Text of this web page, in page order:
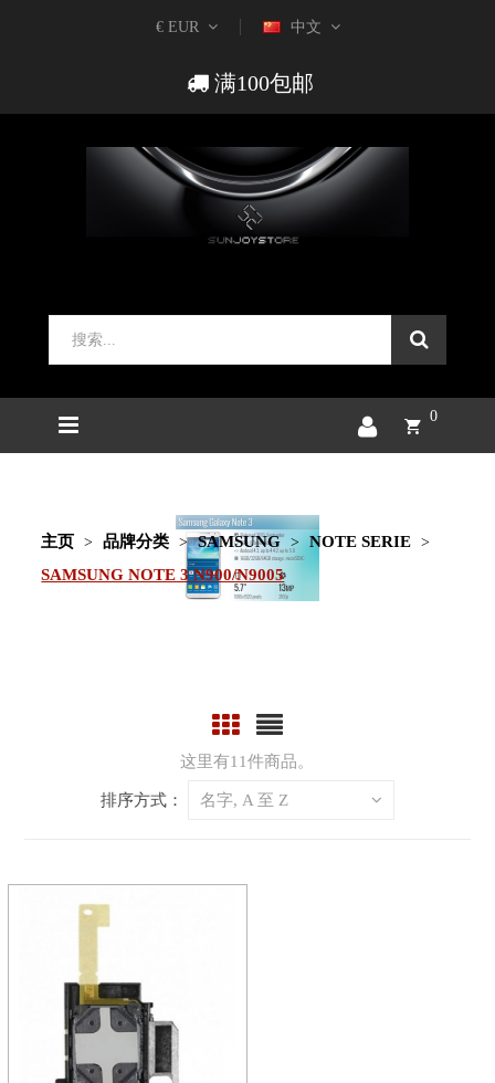
€ EUR 中文
满100包邮
0
主页 品牌分类 SAMSUNG
NOTE SERIE
SAMSUNG NOTE 3 N900/N9005
这里有11件商品。
排序方式： 名字, A 至 Z